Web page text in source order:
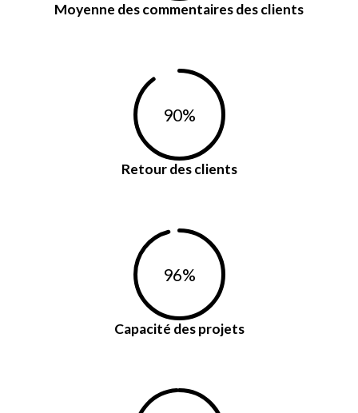
Moyenne des commentaires des clients
90%
Retour des clients
96%
Capacité des projets